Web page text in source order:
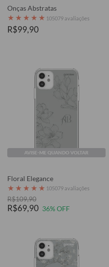
Onças Abstratas
★ ★ ★ ★ ★ 105079 avaliações
R$99,90
AVISE-ME QUANDO VOLTAR
Floral Elegance
★ ★ ★ ★ ★ 105079 avaliações
R$109,90
R$69,90 36% OFF